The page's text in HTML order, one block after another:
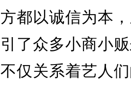
都以诚信为本
了众多小商小
仅关系着艺人